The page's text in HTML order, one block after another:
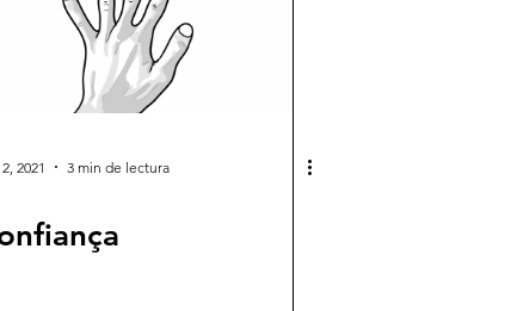
2021 3 min de lectura